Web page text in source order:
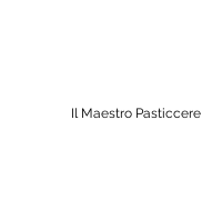
Il Maestro Pasticcere